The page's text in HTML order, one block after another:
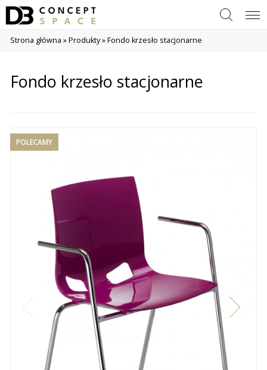
Szukaj Menu
Strona główna »Produkty»Fondo krzesło stacjonarne
Fondo krzesło stacjonarne
POLECAMY